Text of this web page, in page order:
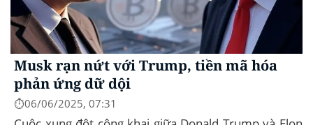
Musk rạn nứt với Trump, tiền mã hóa
phản ứng dữ dội
⏱️06/06/2025, 07:31